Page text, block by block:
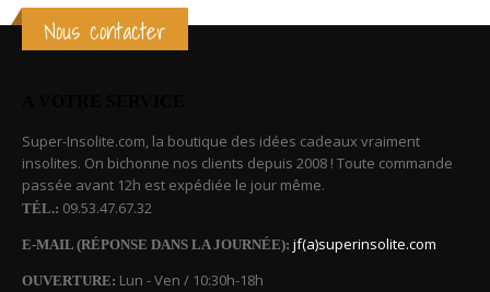
Nous contacter
Super-Insolite.com, la boutique des idées cadeaux vraiment
insolites. On bichonne nos clients depuis 2008 ! Toute commande
passée avant 12h est expédiée le jour même.
TÉL.: 09.53.47.67.32
E-MAIL (RÉPONSE DANS LA JOURNÉE): jf(a)superinsolite.com
OUVERTURE: Lun - Ven / 10:30h-18h